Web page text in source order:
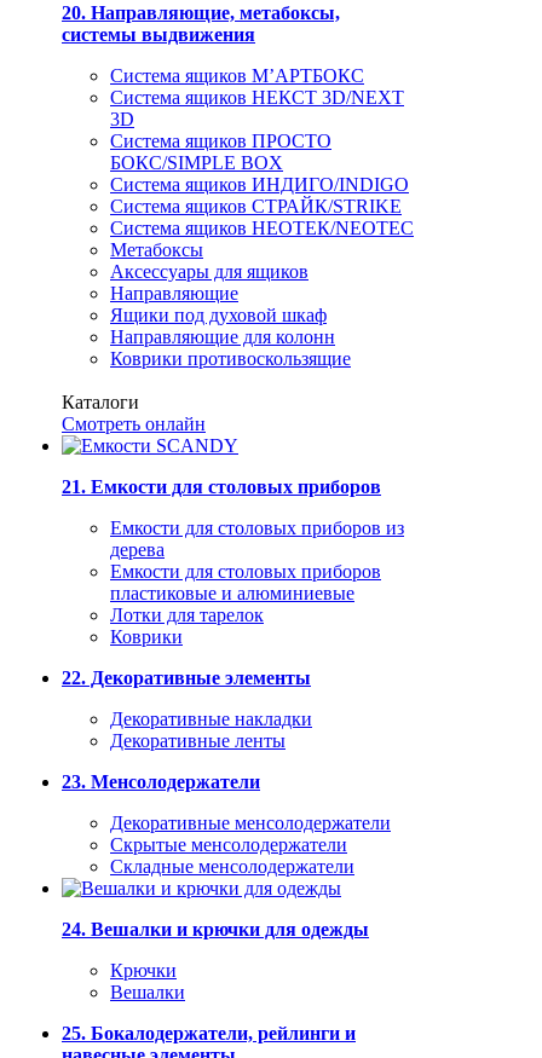
20. Направляющие, метабоксы,
системы выдвижения
Система ящиков М’АРТБОКС
Система ящиков НЕКСТ 3D/NEXT
3D
Система ящиков ПРОСТО
БОКС/SIMPLE BOX
Система ящиков ИНДИГО/INDIGO
Система ящиков СТРАЙК/STRIKE
Система ящиков НЕОТЕК/NEOTEC
Метабоксы
Аксессуары для ящиков
Направляющие
Ящики под духовой шкаф
Направляющие для колонн
Коврики противоскользящие
Каталоги
Смотреть онлайн
21. Емкости для столовых приборов
Емкости для столовых приборов из
дерева
Емкости для столовых приборов
пластиковые и алюминиевые
Лотки для тарелок
Коврики
22. Декоративные элементы
Декоративные накладки
Декоративные ленты
23. Менсолодержатели
Декоративные менсолодержатели
Скрытые менсолодержатели
Складные менсолодержатели
24. Вешалки и крючки для одежды
Крючки
Вешалки
25. Бокалодержатели, рейлинги и